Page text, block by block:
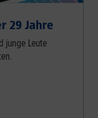
29 Jahre
junge Leute